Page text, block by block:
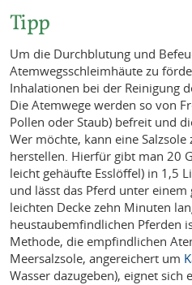
Tipp
Um die Durchblutung und
Atemwegsschleimhäute zu
Inhalationen bei der Reinigung
Die Atemwege werden so von
Pollen oder Staub) befreit und
Wer möchte, kann eine
herstellen. Hierfür gibt man 20
leicht gehäufte Esslöffel) in 1,5
und lässt das Pferd unter
leichten Decke zehn Minuten
heustaubemfindlichen Pferden
Methode, die empfindlichen
Meersalzsole, angereichert um
Wasser dazugeben), eignet sich